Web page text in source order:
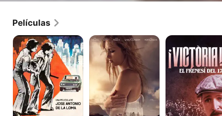
Películas
Perros
callejeros
Acantilado
Victoria!
El
frenesí
del